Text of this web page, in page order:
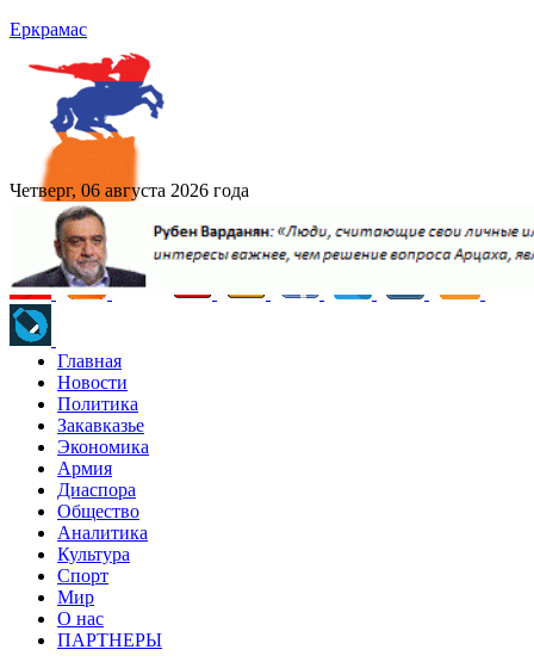
Еркрамас
Четверг, 06 августа 2026 года
Главная
Новости
Политика
Закавказье
Экономика
Армия
Диаспора
Общество
Аналитика
Культура
Спорт
Мир
О нас
ПАРТНЕРЫ